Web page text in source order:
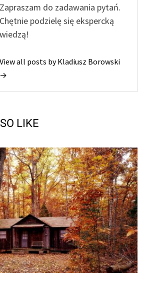
Zapraszam do zadawania pytań.
Chętnie podzielę się ekspercką
wiedzą!
View all posts by Kladiusz Borowski
→
LIKE